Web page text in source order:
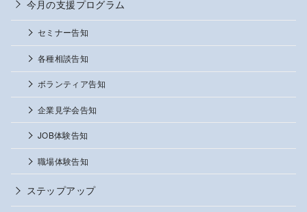
今月の支援プログラム
セミナー告知
各種相談告知
ボランティア告知
企業見学会告知
JOB体験告知
職場体験告知
ステップアップ